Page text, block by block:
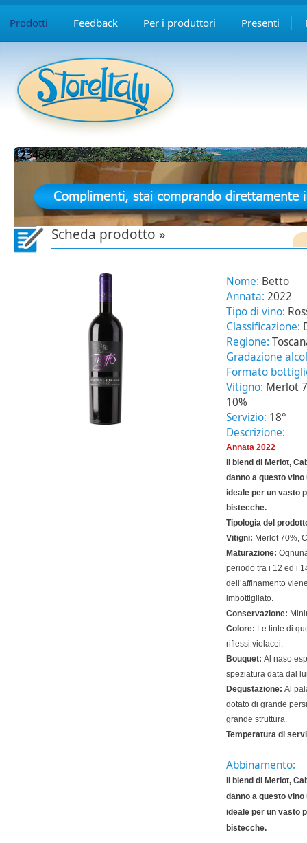
Prodotti Feedback Per i produttori Presenti
12345678
Scheda prodotto »
Nome: Betto
Annata: 2022
Tipo di vino:
Classificazione:
Regione:
Gradazione
Formato
Vitigno: Merlot
10%
Servizio: 18°
Descrizione:
Annata 2022
Il blend di Merlot,
danno a questo
ideale per un vasto
bistecche.
Tipologia del
Vitigni: Merlot 70%,
Maturazione:
periodo tra i 12 ed i
dell’affinamento
imbottigliato.
Conservazione:
Colore: Le tinte di
riflessi violacei.
Bouquet: Al naso
speziatura data dal
Degustazione: Al
dotato di grande
grande struttura.
Temperatura di
Abbinamento:
Il blend di Merlot,
danno a questo
ideale per un vasto
bistecche.